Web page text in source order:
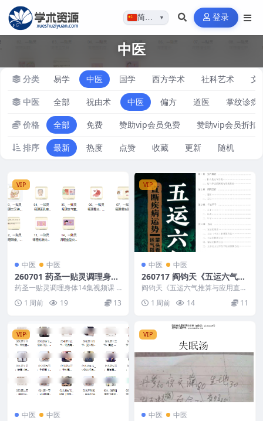
简体…▼ 登录
中医
分类 易学 中医 国学 西方学术 社科艺术 文
中医 全部 祝由术 中医 偏方 道医 掌纹诊病
价格 全部 免费 赞助vip会员免费 赞助vip会员折扣
排序 最新 热度 点赞 收藏 更新 随机
VIP
中医 中医
260701 药圣一贴灵调理身体
14集视频课
药圣一贴灵调理身体14集视频课 2
60701 260701 徐任药圣一贴灵调
理身...1 周前 19 13
VIP
中医 中医
260717 阎钧天《五运六气推
算与应用直断疾病运势》271
页
阎钧天《五运六气推算与应用直断
疾病运势》271页 260717 以下内
容为整理的...
1 周前 14 11
VIP
中医 中医
VIP
中医 中医